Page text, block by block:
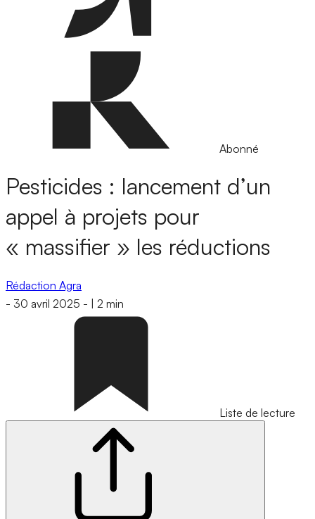
Abonné
Pesticides : lancement d’un
appel à projets pour
« massifier » les réductions
Rédaction Agra
- 30 avril 2025 - 2 min
Liste de lecture